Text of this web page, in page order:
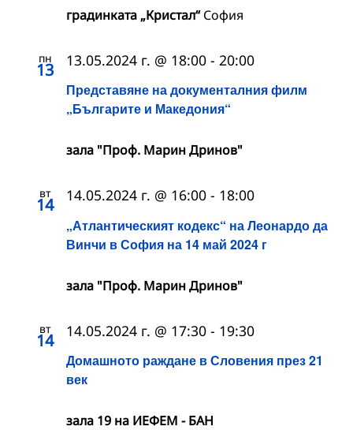
градинката „Кристал“София
пн
13
Представяне на документалния филм
„Българите и Македония“
13.05.2024 г. @ 18:00 - 20:00
зала "Проф. Марин Дринов"
вт
14
„Атлантическият кодекс“ на Леонардо да
Винчи в София на 14 май 2024 г
14.05.2024 г. @ 16:00 - 18:00
зала "Проф. Марин Дринов"
вт
14
Домашното раждане в Словения през 21
век
14.05.2024 г. @ 17:30 - 19:30
зала 19 на ИЕФЕМ - БАН